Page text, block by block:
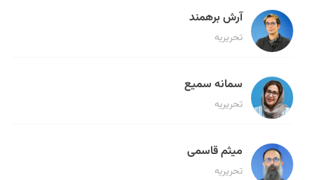
آرش برهمند
تحریریه
سمانه سمیع
تحریریه
میثم قاسمی
تحریریه